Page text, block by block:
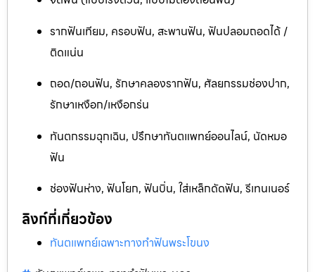
รากฟันเทียม, ครอบฟัน, สะพานฟัน, ฟันปลอมถอดได้ /
ติดแน่น
ถอด/ถอนฟัน, รักษาคลองรากฟัน, ศัลยกรรมช่องปาก,
รักษาเหงือก/เหงือกร่น
ทันตกรรมฉุกเฉิน, ปรึกษาทันตแพทย์ออนไลน์, นัดหมอ
ฟัน
ช่องฟันห่าง, ฟันโยก, ฟันบิ่น, ใส่เหล็กดัดฟัน, รีเทนเนอร์
ลิงก์ที่เกี่ยวข้อง
ทันตแพทย์เฉพาะทางทำฟันพระโขนง